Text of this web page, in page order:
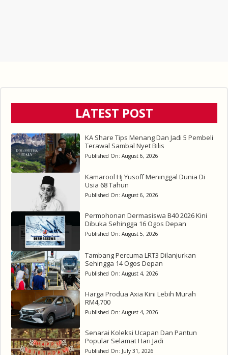
LATEST POST
KA Share Tips Menang Dan Jadi 5 Pembeli
Terawal Sambal Nyet Bilis
Published On: August 6, 2026
Kamarool Hj Yusoff Meninggal Dunia Di
Usia 68 Tahun
Published On: August 6, 2026
Permohonan Dermasiswa B40 2026 Kini
Dibuka Sehingga 16 Ogos Depan
Published On: August 5, 2026
Tambang Percuma LRT3 Dilanjurkan
Sehingga 14 Ogos Depan
Published On: August 4, 2026
Harga Produa Axia Kini Lebih Murah
RM4,700
Published On: August 4, 2026
Senarai Koleksi Ucapan Dan Pantun
Popular Selamat Hari Jadi
Published On: July 31, 2026